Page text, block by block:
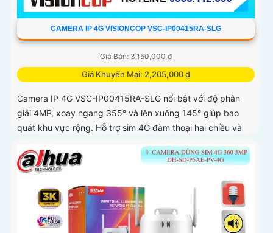
CAMERA IP 4G VISIONCOP VSC-IP00415RA-SLG
Giá Bán: 3,150,000 ₫
Giá Khuyến Mại: 2,205,000 ₫
Camera IP 4G VSC-IP00415RA-SLG nổi bật với độ phân
giải 4MP, xoay ngang 355° và lên xuống 145° giúp bao
quát khu vực rộng. Hỗ trợ sim 4G đàm thoại hai chiều và
cả ngày lẫn đêm